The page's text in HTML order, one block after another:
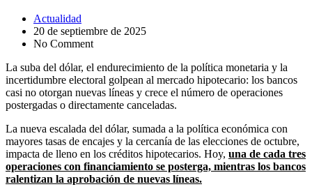
Actualidad
20 de septiembre de 2025
No Comment
La suba del dólar, el endurecimiento de la política monetaria y la
incertidumbre electoral golpean al mercado hipotecario: los bancos
casi no otorgan nuevas líneas y crece el número de operaciones
postergadas o directamente canceladas.
La nueva escalada del dólar, sumada a la política económica con
mayores tasas de encajes y la cercanía de las elecciones de octubre,
impacta de lleno en los créditos hipotecarios. Hoy, una de cada tres
operaciones con financiamiento se posterga, mientras los bancos
ralentizan la aprobación de nuevas líneas.